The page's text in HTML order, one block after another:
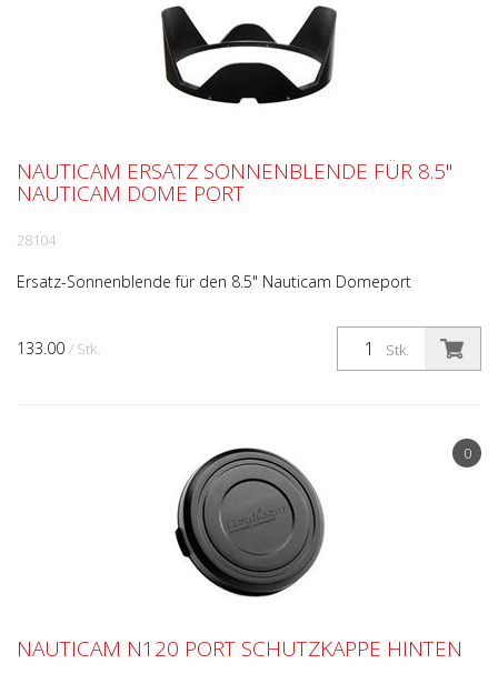
133.00 / Stk. Stk.
NAUTICAM ERSATZ SONNENBLENDE FÜR 8.5"
NAUTICAM DOME PORT
28104
Ersatz-Sonnenblende für den 8.5" Nauticam Domeport
0
NAUTICAM N120 PORT SCHUTZKAPPE HINTEN